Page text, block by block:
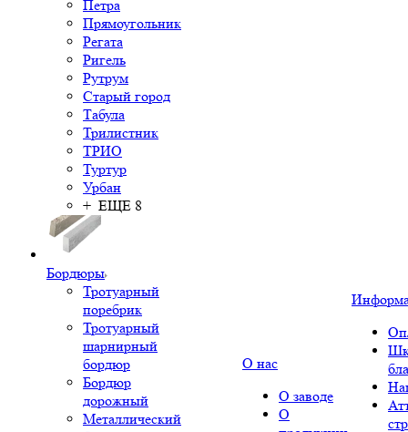
Петра
Прямоугольник
Регата
Ригель
Рутрум
Старый город
Табула
Трилистник
ТРИО
Туртур
Урбан
+ ЕЩЕ 8
Бордюры
Тротуарный
поребрик
Тротуарный
шарнирный
бордюр
Бордюр
дорожный
Металлический
О нас
О заводе
О